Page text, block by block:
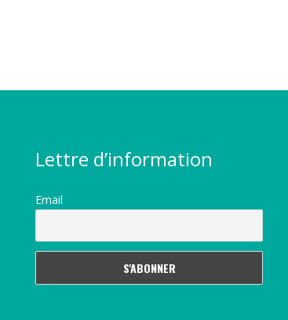
Lettre d’information
Email